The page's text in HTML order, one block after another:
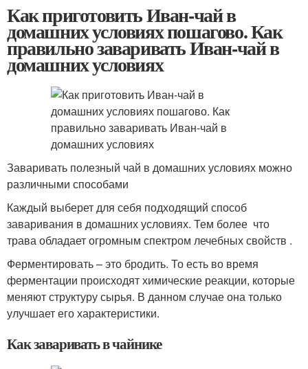
Как приготовить Иван-чай в
домашних условиях пошагово. Как
правильно заваривать Иван-чай в
домашних условиях
Заваривать полезный чай в домашних условиях можно
различными способами
Каждый выберет для себя подходящий способ
заваривания в домашних условиях. Тем более что
трава обладает огромным спектром лечебных свойств .
Ферментировать – это бродить. То есть во время
ферментации происходят химические реакции, которые
меняют структуру сырья. В данном случае она только
улучшает его характеристики.
Как заваривать в чайнике